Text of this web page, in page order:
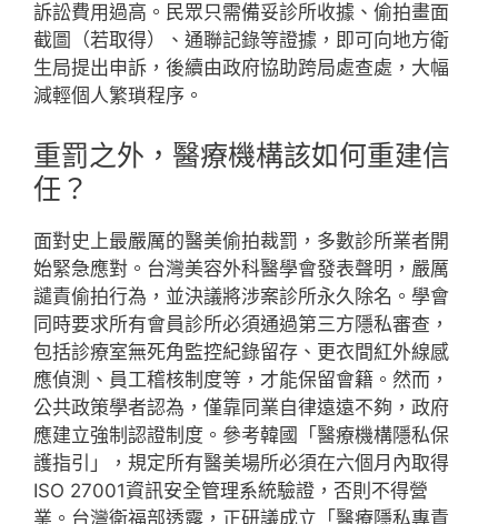
訴訟費用過高。民眾只需備妥診所收據、偷拍畫面
截圖（若取得）、通聯記錄等證據，即可向地方衛
生局提出申訴，後續由政府協助跨局處查處，大幅
減輕個人繁瑣程序。
重罰之外，醫療機構該如何重建信
任？
面對史上最嚴厲的醫美偷拍裁罰，多數診所業者開
始緊急應對。台灣美容外科醫學會發表聲明，嚴厲
譴責偷拍行為，並決議將涉案診所永久除名。學會
同時要求所有會員診所必須通過第三方隱私審查，
包括診療室無死角監控紀錄留存、更衣間紅外線感
應偵測、員工稽核制度等，才能保留會籍。然而，
公共政策學者認為，僅靠同業自律遠遠不夠，政府
應建立強制認證制度。參考韓國「醫療機構隱私保
護指引」，規定所有醫美場所必須在六個月內取得
ISO 27001資訊安全管理系統驗證，否則不得營
業。台灣衛福部透露，正研議成立「醫療隱私專責